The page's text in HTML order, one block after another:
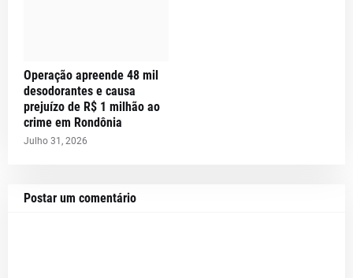
Operação apreende 48 mil
desodorantes e causa
prejuízo de R$ 1 milhão ao
crime em Rondônia
Julho 31, 2026
Postar um comentário